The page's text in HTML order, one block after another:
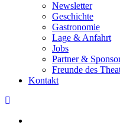
Newsletter
Geschichte
Gastronomie
Lage & Anfahrt
Jobs
Partner &
Freunde des
Kontakt